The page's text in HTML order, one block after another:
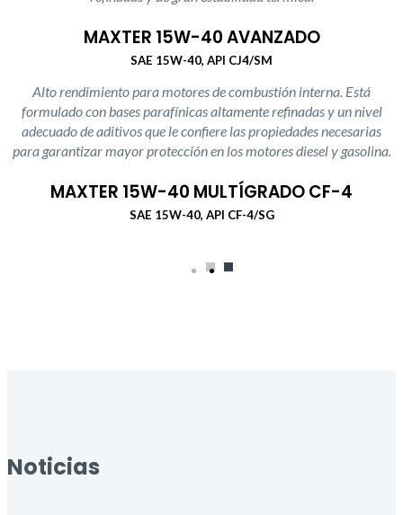
MAXTER 15W-40 AVANZADO
SAE 15W-40, API CJ4/SM
Alto rendimiento para motores de combustión interna. Está
formulado con bases parafínicas altamente refinadas y un nivel
adecuado de aditivos que le confiere las propiedades necesarias
para garantizar mayor protección en los motores diesel y gasolina.
MAXTER 15W-40 MULTÍGRADO CF-4
SAE 15W-40, API CF-4/SG
Noticias